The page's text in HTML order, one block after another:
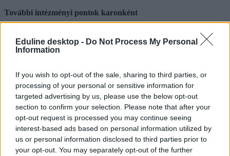
Eduline desktop - Do Not Process My Personal
Information
If you wish to opt-out of the sale, sharing to third parties, or
processing of your personal or sensitive information for
targeted advertising by us, please use the below opt-out
section to confirm your selection. Please note that after your
opt-out request is processed you may continue seeing
interest-based ads based on personal information utilized by
us or personal information disclosed to third parties prior to
your opt-out. You may separately opt-out of the further
További intézményi pontok karonként
Gyógyszerésztudományi Kar
Munkatapasztalat egészségügyi (ideértve az egészségügyi
szolgáltató oktatási-kutatási egységét is), szociális szolgáltatónál,
vagy természettudományi kutatóhelyen kutatásban foglalkoztatási
jogviszonyban végzett tevékenység (kivéve az önkéntesség)
1000 óra - 20 pont
Ennél kevesebb óraszám esetén arányos pontszám.